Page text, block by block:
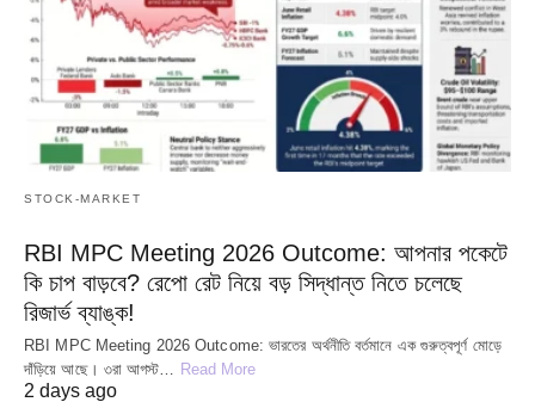
STOCK-MARKET
RBI MPC Meeting 2026 Outcome: আপনার পকেটে
কি চাপ বাড়বে? রেপো রেট নিয়ে বড় সিদ্ধান্ত নিতে চলেছে
রিজার্ভ ব্যাঙ্ক!
RBI MPC Meeting 2026 Outcome: ভারতের অর্থনীতি বর্তমানে এক গুরুত্বপূর্ণ মোড়ে
দাঁড়িয়ে আছে। ৩রা আগস্ট… Read More
2 days ago